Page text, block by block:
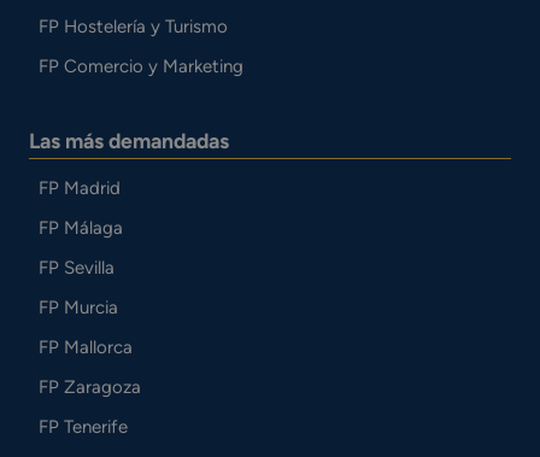
FP Hostelería y Turismo
FP Comercio y Marketing
Las más demandadas
FP Madrid
FP Málaga
FP Sevilla
FP Murcia
FP Mallorca
FP Zaragoza
FP Tenerife